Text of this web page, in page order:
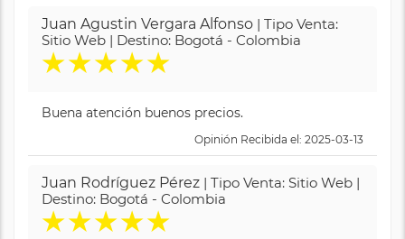
Juan Agustin Vergara Alfonso | Tipo Venta:
Sitio Web | Destino: Bogotá - Colombia
★★★★★
Buena atención buenos precios.
Opinión Recibida el: 2025-03-13
Juan Rodríguez Pérez | Tipo Venta: Sitio Web |
Destino: Bogotá - Colombia
★★★★★